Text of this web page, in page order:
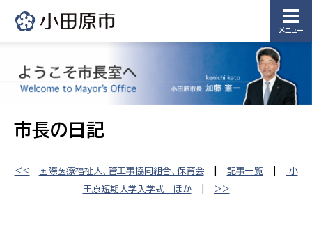
メニュー
市長の日記
<< 国際医療福祉大、管工事協同組合、保育会| 記事一覧|
小
田原短期大学入学式 ほか| >>